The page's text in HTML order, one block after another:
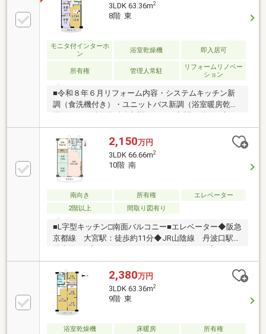
3LDK 63.36m2
8階 東
モニタ付インターホ
ン
浴室乾燥機 即入居可
所有権 管理人常駐
リフォームリノベー
ション
■令和８年６月リフォーム内容・システムキッチン新
調（食洗機付き）・ユニットバス新調（浴室暖房乾燥
建具新調・クロス全室、フローリング貼替・ハウスク
リーニング などなど■交通・通学・生活便利な立地
のマンション・市バス『五条壬生川』停まで徒歩５
分・光徳小学校まで徒歩３分・松原中学校まで徒歩７
分・フレスコ五条壬生川店まで徒歩５分（３５０ｍ）
■ご内覧可能！ 本物件に関するお問い合わせは フ
ジハウスまでお気軽にどうぞ！ フリーダイヤル⇒０
１２０-１２９-７８９
2,150万円
3LDK 66.66m2
10階 南
南向き 所有権
エレベーター
2階以上
間取り図有り
■L字型キッチン□南面バルコニー■エレベーター◆阪急
京都線 大宮駅：徒歩約11分◆JR山陰線 丹波口駅：
ー（フレスコ）：約179m◇ドラックストア（ダック
ス）：約359m◇郵便局：約338m◇光徳公園：約
340m……□■「夢・感動」をお届けする阪急阪神不動
産 京都御池営業所■□……私たちは、出会いを大切に
し、お客様の立場に立って最善を尽くします。すべて
はお客様のために。まずはお気軽にお問合せくださ
い！
2,380万円
3LDK 63.36m2
9階 東
浴室乾燥機 床暖房
所有権